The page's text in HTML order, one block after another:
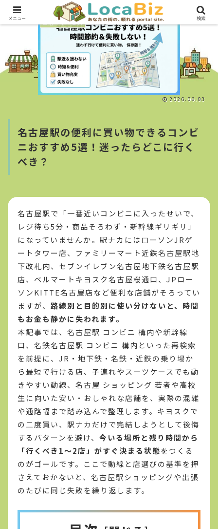
名古屋駅の便利に買い物できるコンビ
ニおすすめ5選！迷ったらどこに行く
べき？
生活・サービス
2026.06.03
名古屋駅で「一番近いコンビニに入ったせいで、
レジ待ち5分・商品そろわず・新幹線ギリギリ」
になっていませんか。駅ナカにはローソンJRゲ
ートタワー店、ファミリーマート近鉄名古屋駅地
下改札内、セブンイレブン名古屋地下鉄名古屋駅
店、ベルマートキヨスク名古屋桜通口、JPロー
ソンKITTE名古屋店など便利な店舗がそろってい
ますが、 路線別と目的別に使い分けないと、時間
もお金も静かに失われます。
本記事では、名古屋駅 コンビニ 構内や新幹線
口、名鉄名古屋駅 コンビニ 構内といった再検索
を前提に、JR・地下鉄・名鉄・近鉄の乗り場か
ら最短で行ける店、子連れやスーツケースでも動
きやすい動線、名古屋 ショッピング 若者や高校
生に向いた安い・おしゃれな店舗を、実際の混雑
や通路幅まで踏み込んで整理します。キヨスクで
の二度買い、駅ナカだけで完結しようとして後悔
するパターンを避け、 今いる場所と残り時間から
「行くべき1〜2店」がすぐ決まる状態をつくる
のがゴールです。ここで動線と店選びの基準を押
さえておかないと、名古屋駅ショッピングや出張
のたびに同じ失敗を繰り返します。
メニュー 検索